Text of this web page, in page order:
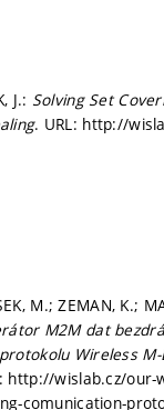
J.: Solving Set
. URL: http://
M.; ZEMAN, K.;
M2M dat
Wireless M-
http://wislab.cz/
comunication-